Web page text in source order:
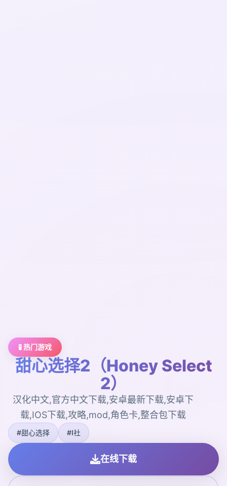
🧪 热门游戏
甜心选择2（Honey Select
2）
汉化中文,官方中文下载,安卓最新下载,安卓下
载,IOS下载,攻略,mod,角色卡,整合包下载
#甜心选择 #I社
在线下载